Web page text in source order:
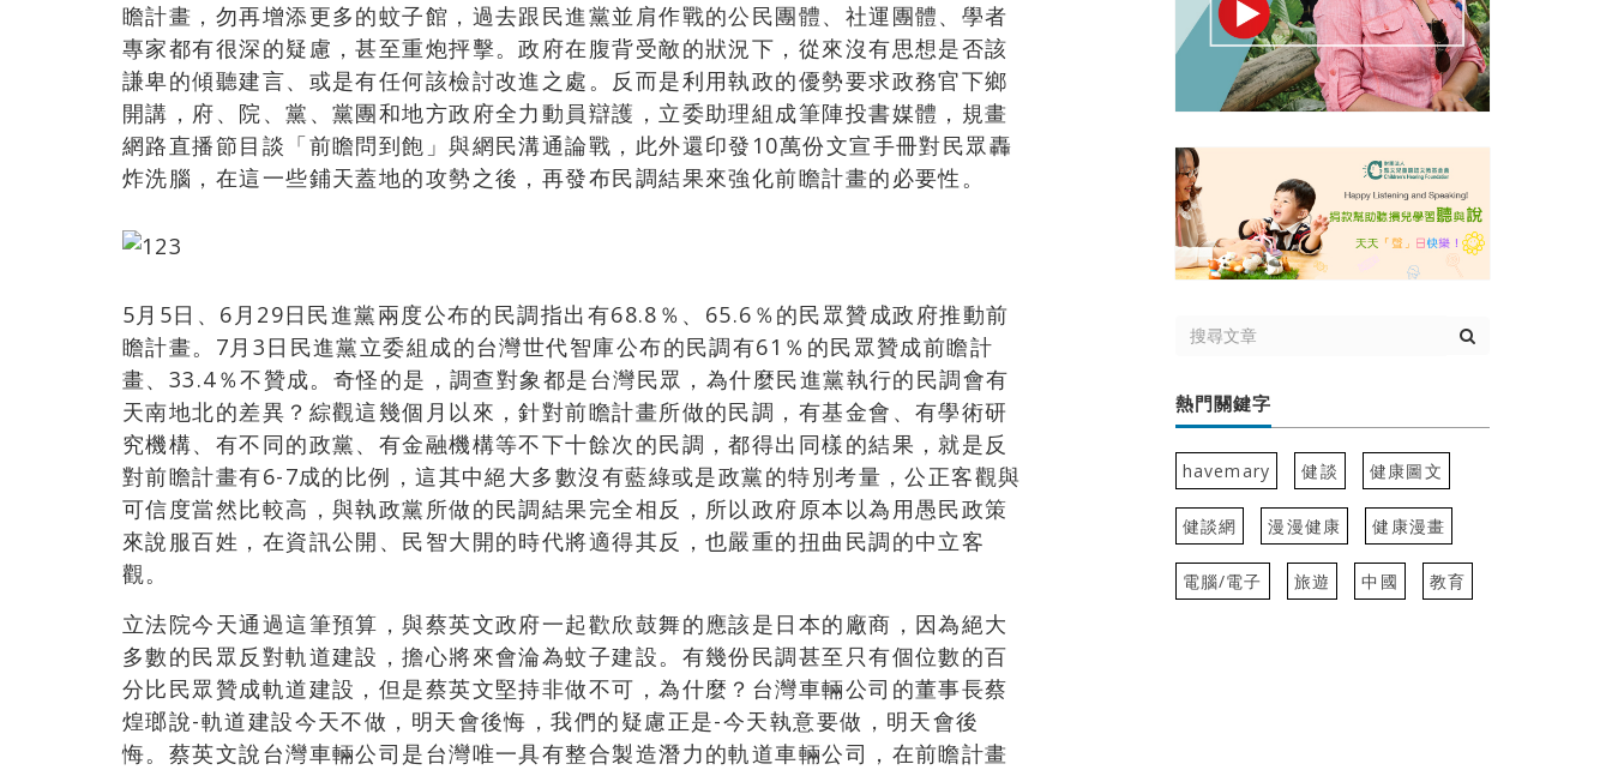
瞻計畫，勿再增添更多的蚊子館，過去跟民進黨並肩作戰的公民團體、社運團體、學者
專家都有很深的疑慮，甚至重炮抨擊。政府在腹背受敵的狀況下，從來沒有思想是否該
謙卑的傾聽建言、或是有任何該檢討改進之處。反而是利用執政的優勢要求政務官下鄉
開講，府、院、黨、黨團和地方政府全力動員辯護，立委助理組成筆陣投書媒體，規畫
網路直播節目談「前瞻問到飽」與網民溝通論戰，此外還印發10萬份文宣手冊對民眾轟
炸洗腦，在這一些鋪天蓋地的攻勢之後，再發布民調結果來強化前瞻計畫的必要性。
5月5日、6月29日民進黨兩度公布的民調指出有68.8 ％、65.6％的民眾贊成政府推動前
瞻計畫。7月3日民進黨立委組成的台灣世代智庫公布的民調有61 ％ 的民眾贊成前瞻計
畫、33.4％不贊成。奇怪的是，調查對象都是台灣民眾，為什麼民進黨執行的民調會有
天南地北的差異？綜觀這幾個月以來，針對前瞻計畫所做的民調，有基金會、有學術研
究機構、有不同的政黨、有金融機構等不下十餘次的民調，都得出同樣的結果，就是反
對前瞻計畫有6-7成的比例，這其中絕大多數沒有藍綠或是政黨的特別考量，公正客觀與
可信度當然比較高，與執政黨所做的民調結果完全相反，所以政府原本以為用愚民政策
來說服百姓，在資訊公開、民智大開的時代將適得其反，也嚴重的扭曲民調的中立客
觀。
立法院今天通過這筆預算，與蔡英文政府一起歡欣鼓舞的應該是日本的廠商，因為絕大
多數的民眾反對軌道建設，擔心將來會淪為蚊子建設。有幾份民調甚至只有個位數的百
分比民眾贊成軌道建設，但是蔡英文堅持非做不可，為什麼？台灣車輛公司的董事長蔡
煌瑯說-軌道建設今天不做，明天會後悔，我們的疑慮正是-今天執意要做，明天會後
悔。蔡英文說台灣車輛公司是台灣唯一具有整合製造潛力的軌道車輛公司，在前瞻計畫
熱門關鍵字
havemary 健談 健康圖文
健談網 漫漫健康 健康漫畫
電腦/電子 旅遊 中國 教育